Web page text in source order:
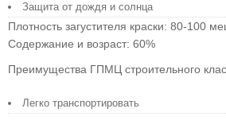
Защита от дождя и солнца
Плотность загустителя краски: 80-100
Содержание и возраст: 60%
Преимущества ГПМЦ строительного
Легко транспортировать